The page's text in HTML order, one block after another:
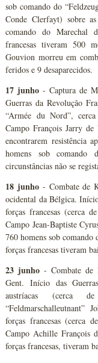
sob comando do
Conde Clerfayt) sobre
comando do Marechal
francesas tiveram 500
Gouvion morreu em
feridos e 9 desaparecidos.
17 junho - Captura de
Guerras da Revolução
“Armée du Nord”,
Campo François Jarry
encontrarem resistência
homens sob comando
circunstâncias não se
18 junho - Combate de
ocidental da Bélgica.
forças francesas (cerca
Campo Jean-Baptiste
760 homens sob
forças francesas tiveram
23 junho - Combate de
Gent. Início das
austríacas (cerca
“Feldmarschalleutnant”
forças francesas (cerca
Campo Achille François
forças francesas, tiveram